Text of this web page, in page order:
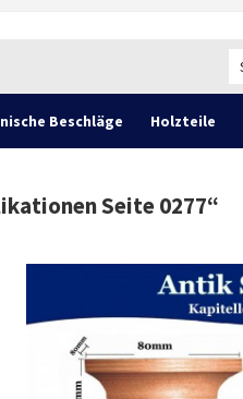
Beschläge Holzteile
Seite 0277“